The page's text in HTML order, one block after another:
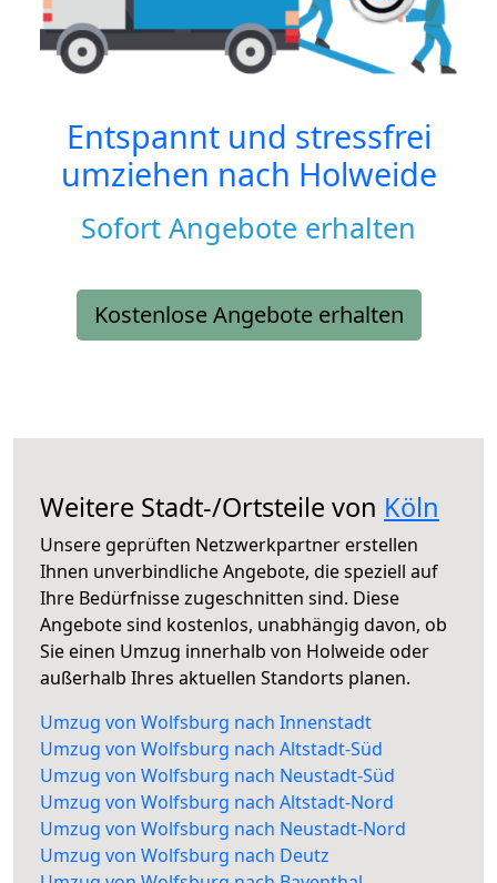
Entspannt und stressfrei
umziehen nach Holweide
Sofort Angebote erhalten
Kostenlose Angebote erhalten
Weitere Stadt-/Ortsteile von Köln
Unsere geprüften Netzwerkpartner erstellen
Ihnen unverbindliche Angebote, die speziell auf
Ihre Bedürfnisse zugeschnitten sind. Diese
Angebote sind kostenlos, unabhängig davon, ob
Sie einen Umzug innerhalb von Holweide oder
außerhalb Ihres aktuellen Standorts planen.
Umzug von Wolfsburg nach Innenstadt
Umzug von Wolfsburg nach Altstadt-Süd
Umzug von Wolfsburg nach Neustadt-Süd
Umzug von Wolfsburg nach Altstadt-Nord
Umzug von Wolfsburg nach Neustadt-Nord
Umzug von Wolfsburg nach Deutz